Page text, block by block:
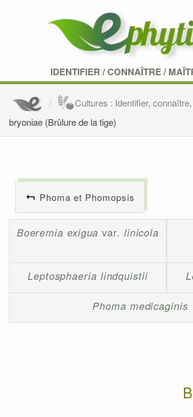
IDENTIFIER /CONNAÎTRE/
Cultures : Identifier,
bryoniae (Brûlure de la tige)
Phoma et Phomopsis
Boeremia exigua var. linicola
Leptosphaeria lindquistii
Phoma medicaginis